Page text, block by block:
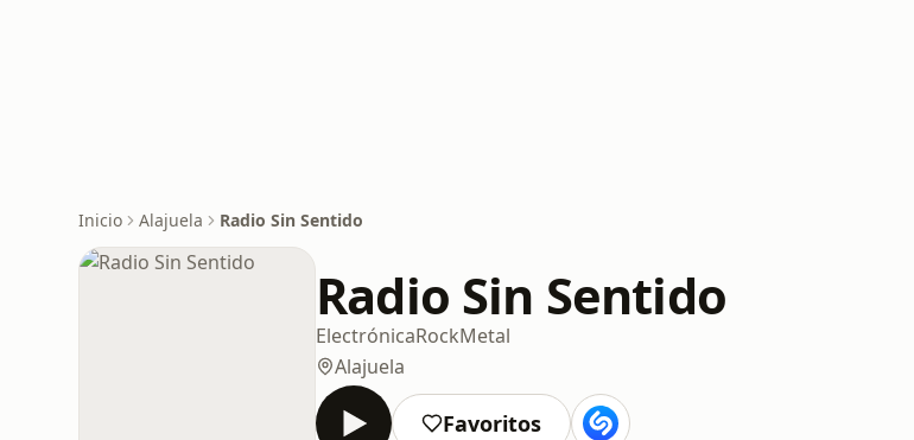
Inicio Alajuela Radio Sin Sentido
Radio Sin Sentido
ElectrónicaRockMetal
Alajuela
Favoritos